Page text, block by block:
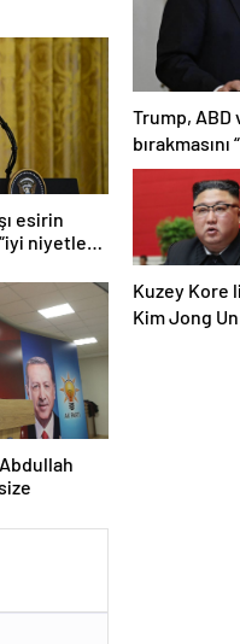
esirin
niyetle
Trump, ABD
olarak
Kuzey Kore
Kim Jong